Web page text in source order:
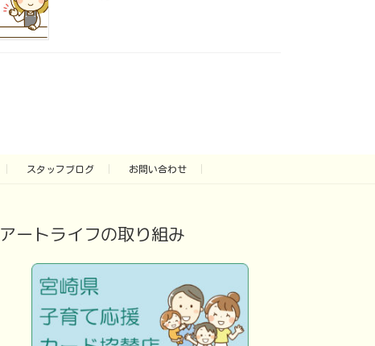
スタッフブログ お問い合わせ
アートライフの取り組み